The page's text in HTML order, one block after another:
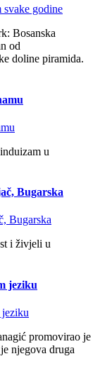
Bosanska
od
doline piramida.
u
Bugarska
i živjeli u
jeziku
promovirao je
njegova druga